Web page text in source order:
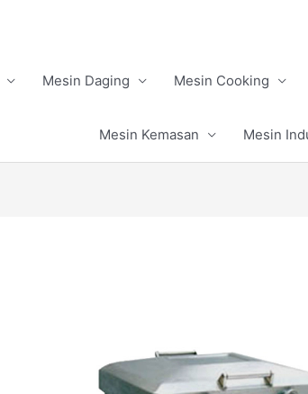
Mesin Daging Mesin Cooking
Mesin Kemasan Mesin